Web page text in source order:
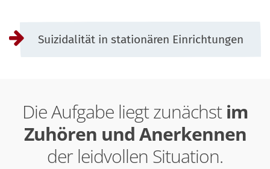
Suizidalität in stationären Einrichtungen
Die Aufgabe liegt zunächstim
Zuhören und Anerkennen
der leidvollen Situation.